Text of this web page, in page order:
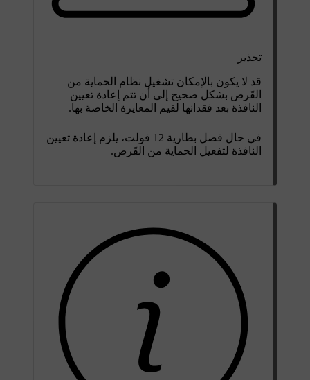
تحذير
قد لا يكون بالإمكان تشغيل نظام الحماية من
القَرص بشكل صحيح إلى أن تتم إعادة تعيين
النافذة بعد فقدانها لقيم المعايرة الخاصة بها.
في حال فصل بطارية 12 فولت، يلزم إعادة تعيين
النافذة لتفعيل الحماية من القَرص.